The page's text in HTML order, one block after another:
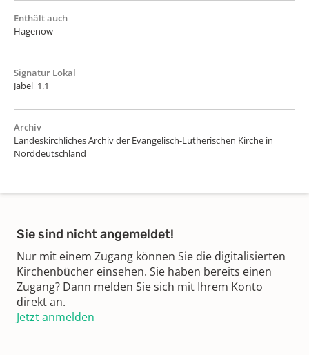
Enthält auch
Hagenow
Signatur Lokal
Jabel_1.1
Archiv
Landeskirchliches Archiv der Evangelisch-Lutherischen Kirche in
Norddeutschland
Sie sind nicht angemeldet!
Nur mit einem Zugang können Sie die digitalisierten
Kirchenbücher einsehen. Sie haben bereits einen
Zugang? Dann melden Sie sich mit Ihrem Konto
direkt an.
Jetzt anmelden